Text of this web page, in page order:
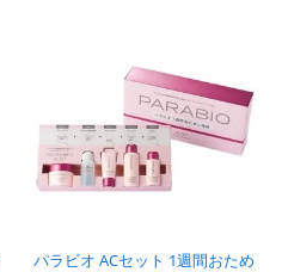
パラビオ ACセット 1週間おため